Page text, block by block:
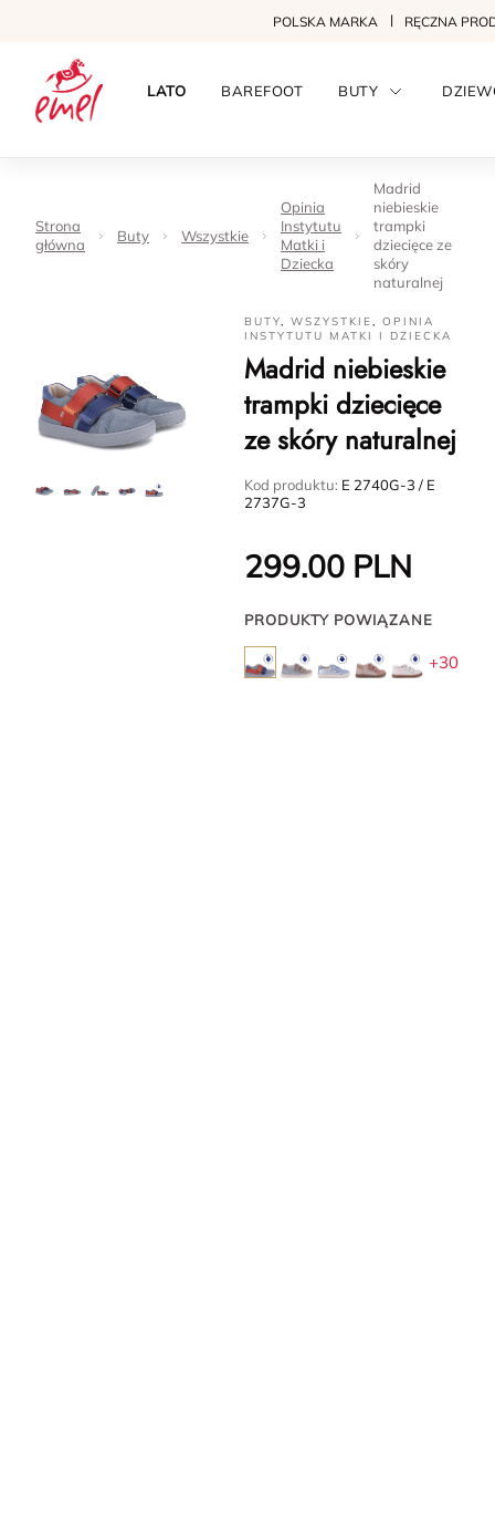
POLSKA MARKA RĘCZNA
LATO BAREFOOT BUTY
Strona
główna
Buty Wszystkie
Opinia
Instytutu
Matki i
Dziecka
Madrid
niebieskie
trampki
dziecięce ze
skóry
naturalnej
BUTY,WSZYSTKIE,OPINIA
INSTYTUTU MATKI I DZIECKA
Madrid niebieskie
trampki dziecięce
ze skóry naturalnej
Kod produktu: E 2740G-3 / E
2737G-3
299.00 PLN
PRODUKTY POWIĄZANE
+30